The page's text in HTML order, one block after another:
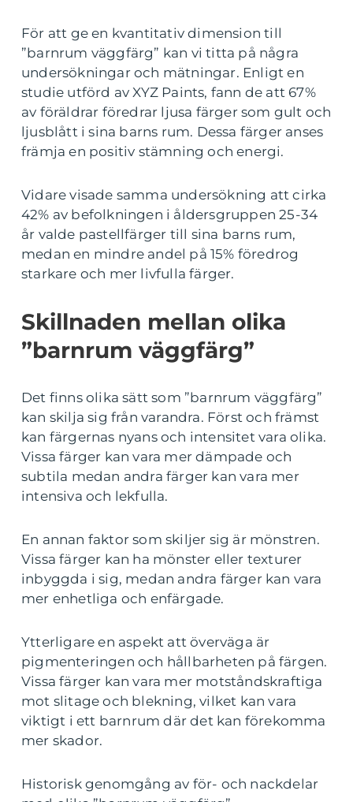
För att ge en kvantitativ dimension till
”barnrum väggfärg” kan vi titta på några
undersökningar och mätningar. Enligt en
studie utförd av XYZ Paints, fann de att 67%
av föräldrar föredrar ljusa färger som gult och
ljusblått i sina barns rum. Dessa färger anses
främja en positiv stämning och energi.
Vidare visade samma undersökning att cirka
42% av befolkningen i åldersgruppen 25-34
år valde pastellfärger till sina barns rum,
medan en mindre andel på 15% föredrog
starkare och mer livfulla färger.
Skillnaden mellan olika
”barnrum väggfärg”
Det finns olika sätt som ”barnrum väggfärg”
kan skilja sig från varandra. Först och främst
kan färgernas nyans och intensitet vara olika.
Vissa färger kan vara mer dämpade och
subtila medan andra färger kan vara mer
intensiva och lekfulla.
En annan faktor som skiljer sig är mönstren.
Vissa färger kan ha mönster eller texturer
inbyggda i sig, medan andra färger kan vara
mer enhetliga och enfärgade.
Ytterligare en aspekt att överväga är
pigmenteringen och hållbarheten på färgen.
Vissa färger kan vara mer motståndskraftiga
mot slitage och blekning, vilket kan vara
viktigt i ett barnrum där det kan förekomma
mer skador.
Historisk genomgång av för- och nackdelar